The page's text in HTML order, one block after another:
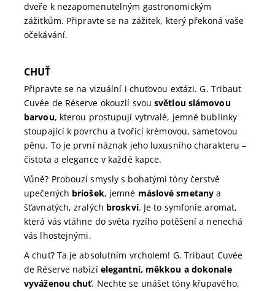
dveře k nezapomenutelným gastronomickým
zážitkům. Připravte se na zážitek, který překoná vaše
očekávání.
CHUŤ
Připravte se na vizuální i chuťovou extázi. G. Tribaut
Cuvée de Réserve okouzlí svousvětlou slámovou
barvou, kterou prostupují vytrvalé, jemné bublinky
stoupající k povrchu a tvořící krémovou, sametovou
pěnu. To je první náznak jeho luxusního charakteru –
čistota a elegance v každé kapce.
Vůně? Probouzí smysly s bohatými tóny čerstvě
upečených briošek, jemné máslové smetany a
šťavnatých, zralých broskví. Je to symfonie aromat,
která vás vtáhne do světa ryzího potěšení a nenechá
vás lhostejnými.
A chuť? Ta je absolutním vrcholem! G. Tribaut Cuvée
de Réserve nabízí elegantní, měkkou a dokonale
vyváženou chuť. Nechte se unášet tóny křupavého,